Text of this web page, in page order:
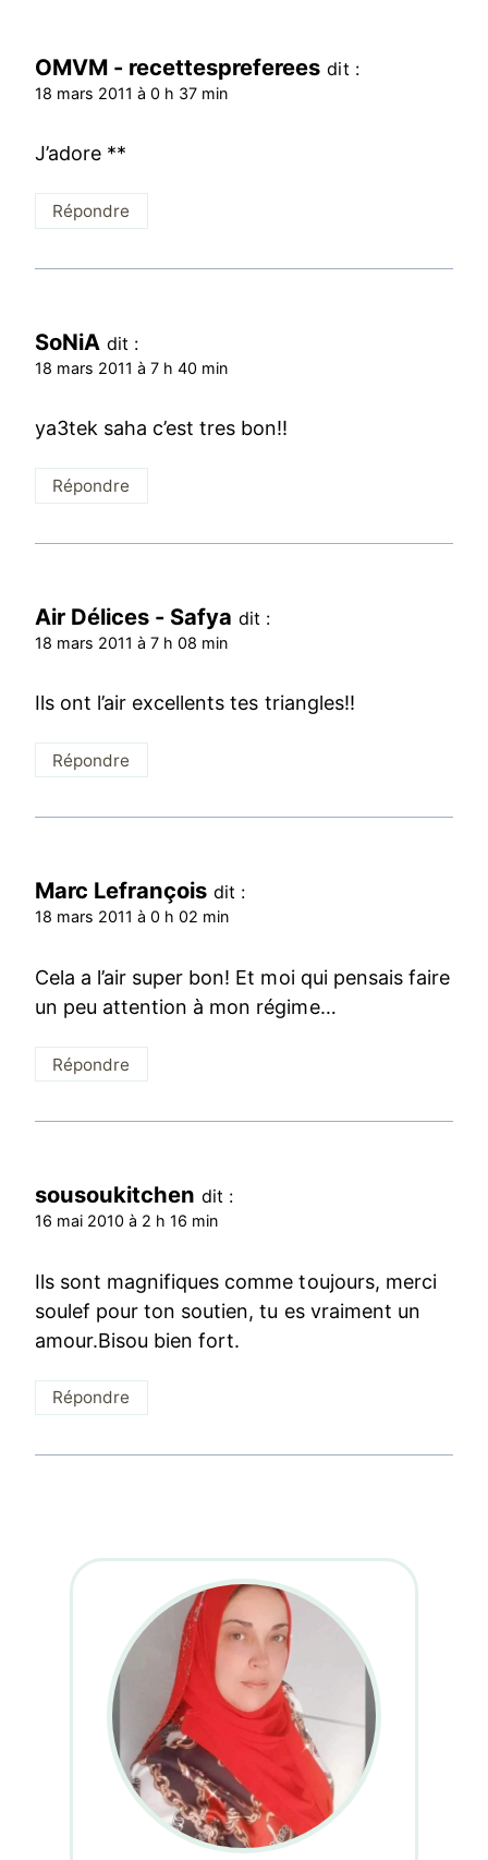
OMVM - recettespreferees dit :
18 mars 2011 à 0 h 37 min
J’adore **
Répondre
SoNiA dit :
18 mars 2011 à 7 h 40 min
ya3tek saha c’est tres bon!!
Répondre
Air Délices - Safya dit :
18 mars 2011 à 7 h 08 min
Ils ont l’air excellents tes triangles!!
Répondre
Marc Lefrançois dit :
18 mars 2011 à 0 h 02 min
Cela a l’air super bon! Et moi qui pensais faire
un peu attention à mon régime…
Répondre
sousoukitchen dit :
16 mai 2010 à 2 h 16 min
Ils sont magnifiques comme toujours, merci
soulef pour ton soutien, tu es vraiment un
amour.Bisou bien fort.
Répondre